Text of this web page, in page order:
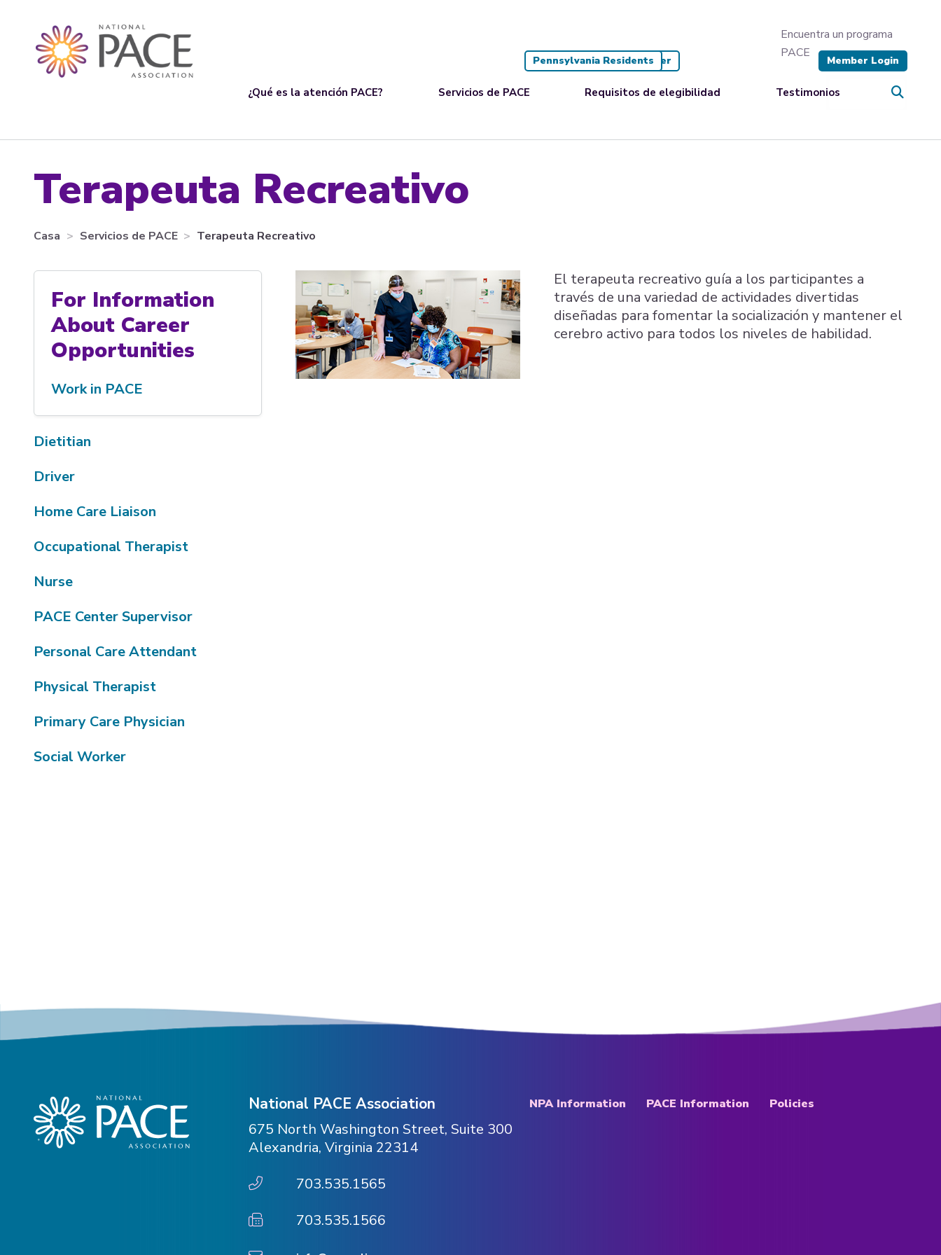
Encuentra un programa
PACE
Pennsylvania Residents
Register Member Login
¿Qué es la atención PACE? Servicios de PACE Requisitos de elegibilidad Testimonios
Terapeuta Recreativo
Casa Servicios de PACE Terapeuta Recreativo
For Information
About Career
Opportunities
Work in PACE
Dietitian
Driver
Home Care Liaison
Occupational Therapist
Nurse
PACE Center Supervisor
Personal Care Attendant
Physical Therapist
Primary Care Physician
Social Worker
El terapeuta recreativo guía a los participantes a
través de una variedad de actividades divertidas
diseñadas para fomentar la socialización y mantener el
cerebro activo para todos los niveles de habilidad.
National PACE Association
675 North Washington Street, Suite 300
Alexandria, Virginia 22314
703.535.1565
703.535.1566
NPA Information PACE Information Policies